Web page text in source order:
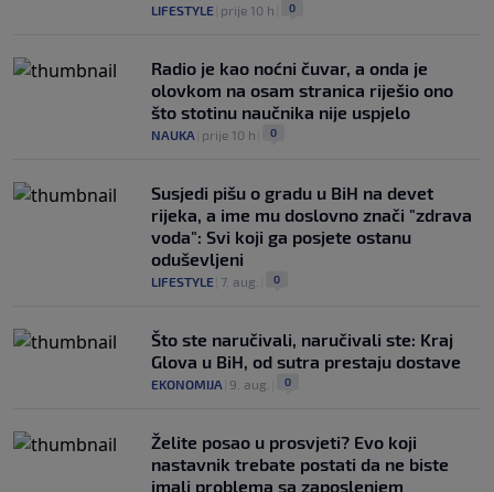
LIFESTYLE prije 10 h 0
Radio je kao noćni čuvar, a onda je
olovkom na osam stranica riješio ono
što stotinu naučnika nije uspjelo
NAUKA prije 10 h 0
Susjedi pišu o gradu u BiH na devet
rijeka, a ime mu doslovno znači "zdrava
voda": Svi koji ga posjete ostanu
oduševljeni
LIFESTYLE 7. aug. 0
Što ste naručivali, naručivali ste: Kraj
Glova u BiH, od sutra prestaju dostave
EKONOMIJA 9. aug. 0
Želite posao u prosvjeti? Evo koji
nastavnik trebate postati da ne biste
imali problema sa zaposlenjem